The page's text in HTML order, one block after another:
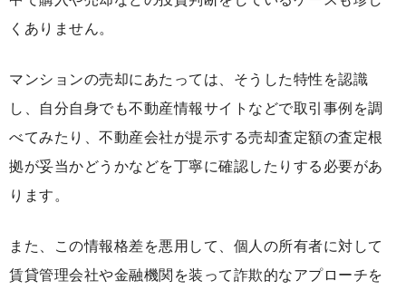
くありません。
マンションの売却にあたっては、そうした特性を認識
し、自分自身でも不動産情報サイトなどで取引事例を調
べてみたり、不動産会社が提示する売却査定額の査定根
拠が妥当かどうかなどを丁寧に確認したりする必要があ
ります。
また、この情報格差を悪用して、個人の所有者に対して
賃貸管理会社や金融機関を装って詐欺的なアプローチを